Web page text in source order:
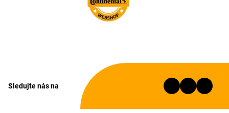
Sledujte nás na